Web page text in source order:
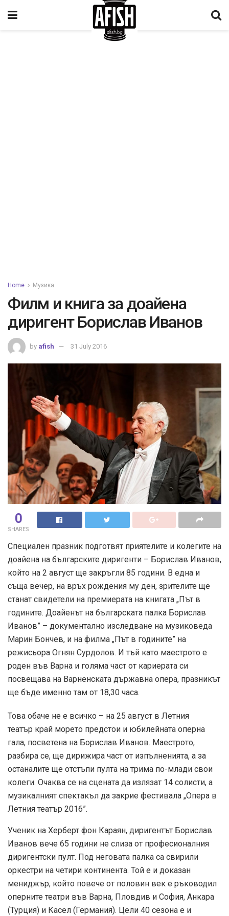
Home Музика
Филм и книга за доайена
диригент Борислав Иванов
by afish 31 July 2016
0
SHARES
Специален празник подготвят приятелите и колегите на
доайена на българските диригенти – Борислав Иванов,
който на 2 август ще закръгли 85 години. В една и
съща вечер, на връх рождения му ден, зрителите ще
станат свидетели на премиерата на книгата „Път в
годините. Доайенът на българската палка Борислав
Иванов” – документално изследване на музиковеда
Марин Бончев, и на филма „Път в годините” на
режисьора Огнян Сурдолов. И тъй като маестрото е
роден във Варна и голяма част от кариерата си
посвещава на Варненската държавна опера, празникът
ще бъде именно там от 18,30 часа.
Това обаче не е всичко – на 25 август в Летния
театър край морето предстои и юбилейната оперна
гала, посветена на Борислав Иванов. Маестрото,
разбира се, ще дирижира част от изпълненията, а за
останалите ще отстъпи пулта на трима по-млади свои
колеги. Очаква се на сцената да излязат 14 солисти, а
музикалният спектакъл да закрие фестивала „Опера в
Летния театър 2016”.
Ученик на Херберт фон Караян, диригентът Борислав
Иванов вече 65 години не слиза от професионалния
диригентски пулт. Под неговата палка са свирили
оркестри на четири континента. Той е и доказан
мениджър, който повече от половин век е ръководил
оперните театри във Варна, Пловдив и София, Анкара
(Турция) и Касел (Германия). Цели 40 сезона е и